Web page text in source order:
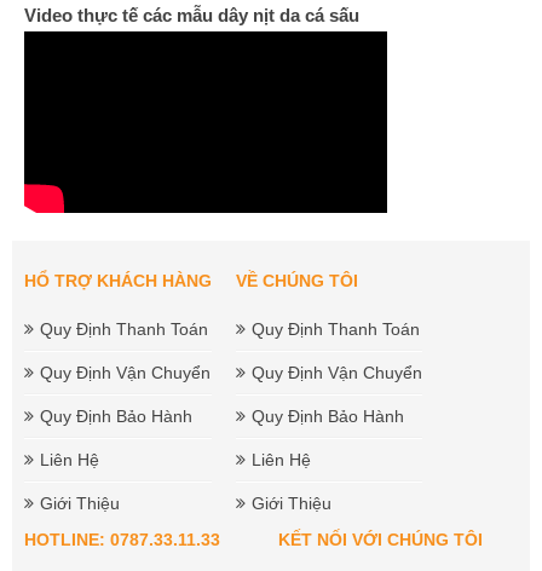
Video thực tế các mẫu dây nịt da cá sấu
HỔ TRỢ KHÁCH HÀNG
Quy Định Thanh Toán
Quy Định Vận Chuyển
Quy Định Bảo Hành
Liên Hệ
Giới Thiệu
VỀ CHÚNG TÔI
Quy Định Thanh Toán
Quy Định Vận Chuyển
Quy Định Bảo Hành
Liên Hệ
Giới Thiệu
HOTLINE: 0787.33.11.33
KẾT NỐI VỚI CHÚNG TÔI